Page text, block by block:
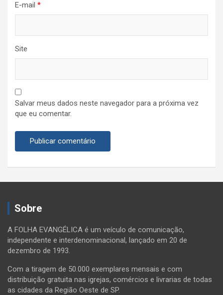
E-mail *
Site
Salvar meus dados neste navegador para a próxima vez
que eu comentar.
Sobre
A FOLHA EVANGÉLICA é um veículo de comunicação,
independente e interdenominacional, lançado em 20 de
dezembro de 1993.
Com a tiragem de 50.000 exemplares mensais e com
distribuição gratuita nas igrejas, comércios e livrarias de todas
as cidades da Região Oeste de SP.